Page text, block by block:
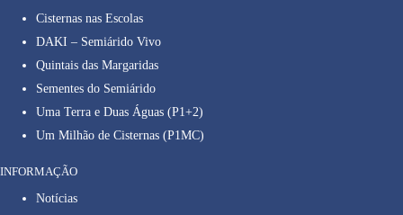
Cisternas nas Escolas
DAKI – Semiárido Vivo
Quintais das Margaridas
Sementes do Semiárido
Uma Terra e Duas Águas (P1+2)
Um Milhão de Cisternas (P1MC)
INFORMAÇÃO
Notícias